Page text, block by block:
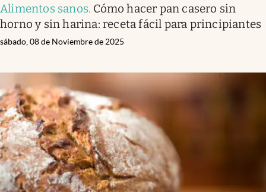
Alimentos sanos. Cómo hacer pan casero sin
horno y sin harina: receta fácil para principiantes
sábado, 08 de Noviembre de 2025